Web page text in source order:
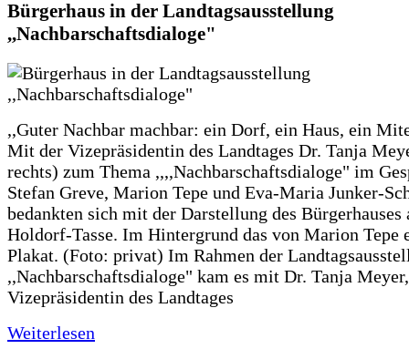
Bürgerhaus in der Landtagsausstellung
,,Nachbarschaftsdialoge"
,,Guter Nachbar machbar: ein Dorf, ein Haus, ein
Mit der Vizepräsidentin des Landtages Dr. Tanja
rechts) zum Thema ,,,,Nachbarschaftsdialoge" im
Stefan Greve, Marion Tepe und Eva-Maria Junker-
bedankten sich mit der Darstellung des Bürgerhauses
Holdorf-Tasse. Im Hintergrund das von Marion Tepe
Plakat. (Foto: privat) Im Rahmen der
,,Nachbarschaftsdialoge" kam es mit Dr. Tanja Meyer,
Vizepräsidentin des Landtages
Weiterlesen